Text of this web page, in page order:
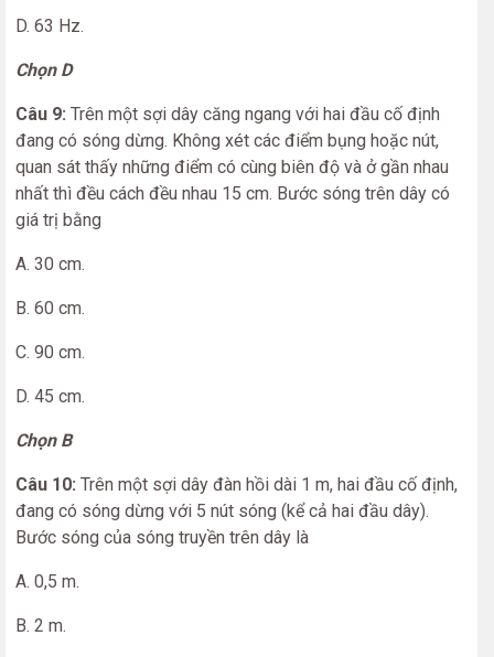
D. 63 Hz.
Chọn D
Câu 9: Trên một sợi dây căng ngang với hai đầu cố định
đang có sóng dừng. Không xét các điểm bụng hoặc nút,
quan sát thấy những điểm có cùng biên độ và ở gần nhau
nhất thì đều cách đều nhau 15 cm. Bước sóng trên dây có
giá trị bằng
A. 30 cm.
B. 60 cm.
C. 90 cm.
D. 45 cm.
Chọn B
Câu 10: Trên một sợi dây đàn hồi dài 1 m, hai đầu cố định,
đang có sóng dừng với 5 nút sóng (kể cả hai đầu dây).
Bước sóng của sóng truyền trên dây là
A. 0,5 m.
B. 2 m.